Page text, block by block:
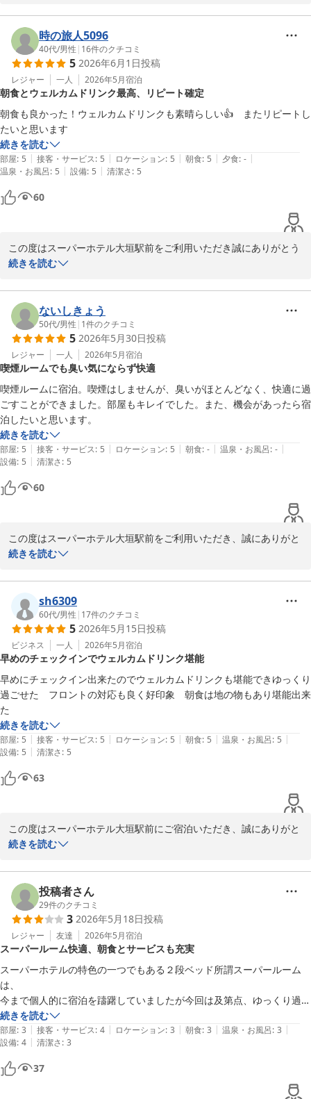
厳しい暑さが続きますので、どうぞご自愛くださいませ。
次回もhinasada様にお会いできますことをスタッフ一同心より楽
しみにしております。
スーパーホテル大垣駅前
支配人
スーパーホテル大垣駅前
2026-07-24
ウェルカムドリンクやアメニティの充実についてお褒めの言葉を頂
き大変光栄に思います。
お好きなお飲み物をお楽しみいただき、また、お好みのアメニティ
で滞在中も快適にお過ごしいただけたとのことが何より嬉しく存じ
ます。
お部屋の雰囲気についても「落ち着いた雰囲気で最高」とのお言葉
を頂戴し、スタッフ一同励みになります。
当ホテルの客室は、ゆったりと寛げるよう全室ダブルベッドを備
え、珪藻土の壁や調光型の照明など、環境にも配慮した造りを大切
にしております。
ごゆっくりとお休みいただけたご様子に安心いたしました。
このように温かいご感想をお寄せいただき、大変嬉しく思っており
今後もお客様がさらに安心してご滞在いただけるよう、心地よい空
間づくりやサービス向上に努めてまいります。
大垣は６月下旬となり、湿度が高くじめじめとした日が続きます
が、館内は快適な温度・湿度管理を行っております。
皆様にさらにご満足いただけるよう、これからも努力してまいりま
す。
ルビーのママ様のまたのご利用をスタッフ一同心よりお待ちしてお
ります。
スーパーホテル大垣駅前
支配人
スーパーホテル大垣駅前
時の旅人5096
40代/男性 | 16件のクチコミ
5 2026年6月1日投稿
レジャー 一人 2026年5月宿泊
朝食とウェルカムドリンク最高、リピート確定
朝食も良かった！ウェルカムドリンクも素晴らしい👍　またリピートし
たいと思います
続きを読む
部屋: 5 | 接客・サービス: 5 | ロケーション: 5 | 朝食: 5 | 夕食: - |
温泉・お風呂: 5 | 設備: 5 | 清潔さ: 5
60
この度はスーパーホテル大垣駅前をご利用いただき誠にありがとう
ございます。
ルカムドリンクも素晴らしい」とお褒めのお言葉を頂戴し、スタッ
フ一同大変嬉しく拝見いたしました。
当館の朝食は、オーガニックサラダや栄養バランスを重視したメニ
ューなど、健康志向のバイキングでご用意しており、お楽しみいた
だけたご様子で何よりでございます。
またウェルカムバーもご満足いただけ大変うれしく思います。
お好きなドリンクで一息つきながらゆっくりとお過ごしいただけま
したら幸いでございます。
このような嬉しいご感想と共に次回へのご期待をお寄せくださり、
心より感謝申し上げます。
大垣周辺も梅雨入りとなり、湿気が高くなってまいりました。
お体にはどうぞご自愛いただき、またお近くにお越しの際はぜひお
時の旅人5096様のまたのお越しをスタッフ一同心よりお待ちしてお
ります。
支配人
スーパーホテル大垣駅前
2026-06-10
続きを読む
ないしきょう
50代/男性 | 1件のクチコミ
5 2026年5月30日投稿
レジャー 一人 2026年5月宿泊
喫煙ルームでも臭い気にならず快適
喫煙ルームに宿泊。喫煙はしませんが、臭いがほとんどなく、快適に過
ごすことができました。部屋もキレイでした。また、機会があったら宿
続きを読む
部屋: 5 | 接客・サービス: 5 | ロケーション: 5 | 朝食: - | 温泉・お風呂: - |
設備: 5 | 清潔さ: 5
60
この度はスーパーホテル大垣駅前をご利用いただき、誠にありがと
うございます。
にならなかったとのことで、快適にお過ごしいただけたことに安心
いたしました。
また、お部屋が綺麗とお褒めいただき、スタッフ一同、日頃の清
掃・管理の励みとなります。
お客様にリラックスしてお過ごしいただけるよう、客室には消臭や
吸音効果のある天然の素材を使用し、空気環境の向上に努めており
ます。
より良い眠りをご体験いただけるよう、全室体にやさしいマットレ
れば幸いでございます。
今後もより多くのお客様に満足いただけるよう、一層心を込めてお
もてなしを続けてまいります。
ご滞在のご感想をお寄せいただき、心より感謝いたします。
当ホテルは大垣駅から徒歩約5分とアクセスも大変便利でございま
朝食の無料バイキングや選べる枕、選べるアメニティもご用意して
おりますので、またの機会にぜひご利用くださいませ。
6月初旬となり、岐阜の町にも爽やかな初夏の風が感じられる季節
となりました。
お出かけの折にはどうぞお身体にお気をつけて、ないしきょう様の
またのご来館をスタッフ一同心よりお待ちしております。
スーパーホテル大垣駅前
支配人
スーパーホテル大垣駅前
2026-06-03
続きを読む
sh6309
60代/男性 | 17件のクチコミ
5 2026年5月15日投稿
ビジネス 一人 2026年5月宿泊
早めのチェックインでウェルカムドリンク堪能
早めにチェックイン出来たのでウェルカムドリンクも堪能できゆっくり
過ごせた　フロントの対応も良く好印象　朝食は地の物もあり堪能出来
た
続きを読む
部屋: 5 | 接客・サービス: 5 | ロケーション: 5 | 朝食: 5 | 温泉・お風呂: 5 |
設備: 5 | 清潔さ: 5
63
この度はスーパーホテル大垣駅前にご宿泊いただき、誠にありがと
うございます。
能してお過ごしになられたとのこと、大変嬉しく拝読いたしまし
た。
フロントスタッフの対応が好印象とのお言葉もいただき、スタッフ
一同の励みとなっております。
また、朝食につきましては「地の物もあり堪能できた」とのお声を
頂戴し、重ねて感謝申し上げます。
当ホテルの健康和洋バイキング朝食は、地元岐阜の食材を取り入れ
ており、オーガニック野菜など、毎朝心を込めてご用意しておりま
す。
充実した朝のひとときをお楽しみいただけましたら幸いでございま
す。
さらに、JR大垣駅から徒歩5分という立地を活かし出張や観光にも
便利にご利用いただけるほか、全室ワイドベッドや天然ヒノキの香
り漂うロビーもご好評いただいております。
ご多忙の中クチコミをご投稿いただきまして、誠にありがとうござ
続きを読む
投稿者さん
29件のクチコミ
3 2026年5月18日投稿
レジャー 友達 2026年5月宿泊
スーパールーム快適、朝食とサービスも充実
スーパーホテルの特色の一つでもある２段ベッド所謂スーパールーム
は、
今まで個人的に宿泊を躊躇していましたが今回は及第点、ゆっくり過ご
し身体を休める事が出来ました。
部屋はスーパールーム故狭く圧迫感を感じ、ユニットバスも相応の広さ
だったが、
シャワーを浴びた後の火照った身体を冷やすエアコンが強力に効き、
初夏でまだ慣れていない時期の暑さにはとても過ごしやすかったです。
朝食は種類が豊富で美味しかったです。特にパンが美味しかったと思い
続きを読む
部屋: 3 | 接客・サービス: 4 | ロケーション: 3 | 朝食: 3 | 温泉・お風呂: 3 |
設備: 4 | 清潔さ: 3
37